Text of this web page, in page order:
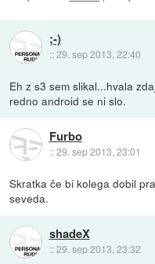
;-)
::29. sep 2013, 22:40
Eh z s3 sem slikal...hvala
redno android se ni slo.
Furbo
::29. sep 2013, 23:01
Skratka če bi kolega dobil
seveda.
shadeX
::29. sep 2013, 23:32